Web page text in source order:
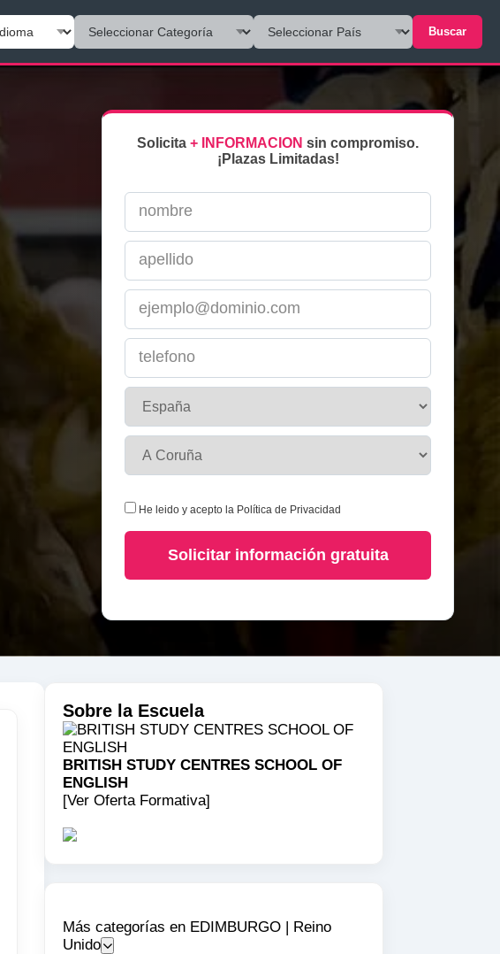
Buscar
Solicita + INFORMACION sin compromiso.
¡Plazas Limitadas!
He leido y acepto la Política de Privacidad
Solicitar información gratuita
Sobre la Escuela
BRITISH STUDY CENTRES SCHOOL OF
ENGLISH
[Ver Oferta Formativa]
Más categorías en EDIMBURGO | Reino
Unido